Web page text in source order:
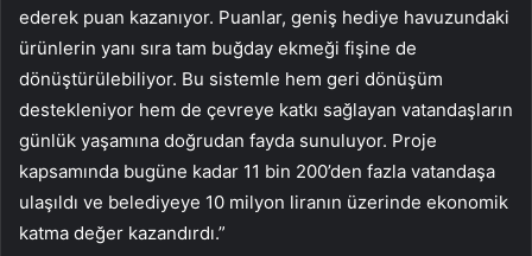
ederek puan kazanıyor. Puanlar, geniş hediye havuzundaki
ürünlerin yanı sıra tam buğday ekmeği fişine de
dönüştürülebiliyor. Bu sistemle hem geri dönüşüm
destekleniyor hem de çevreye katkı sağlayan vatandaşların
günlük yaşamına doğrudan fayda sunuluyor. Proje
kapsamında bugüne kadar 11 bin 200’den fazla vatandaşa
ulaşıldı ve belediyeye 10 milyon liranın üzerinde ekonomik
katma değer kazandırdı.”